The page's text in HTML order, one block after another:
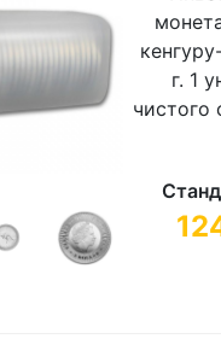
г. 1
чистого